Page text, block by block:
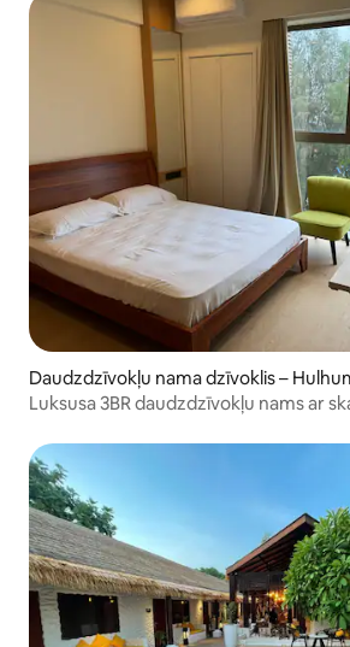
Daudzdzīvokļu nama dzīvoklis –
Luksusa 3BR daudzdzīvokļu nams ar